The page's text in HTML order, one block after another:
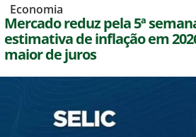
Economia
Mercado reduz pela 5ª
estimativa de inflação em
maior de juros